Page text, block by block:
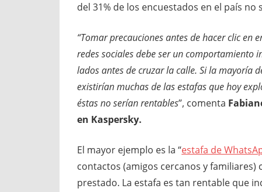
del 31% de los encuestados en el país no
“Tomar precauciones antes de hacer clic en
redes sociales debe ser un comportamiento
lados antes de cruzar la calle. Si la mayoría
existirían muchas de las estafas que hoy
éstas no serían rentables”, comenta
en Kaspersky.
El mayor ejemplo es la “estafa de
contactos (amigos cercanos y
prestado. La estafa es tan rentable que